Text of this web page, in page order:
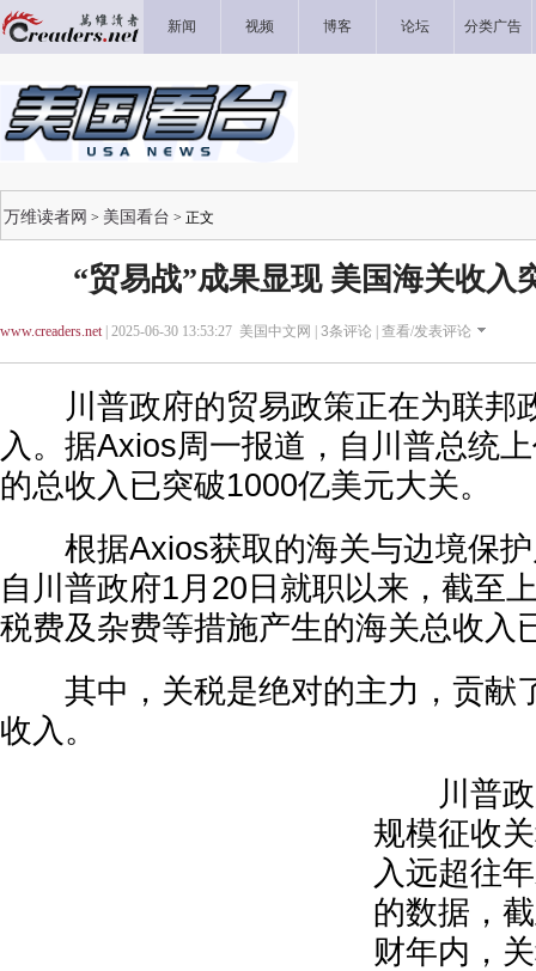
新闻 视频 博客 论坛 分类广告
万维读者网 > 美国看台 > 正文
“贸易战”成果显现 美国海关收入
www.creaders.net| 2025-06-30 13:53:27 美国中文网 | 3条评论 | 查看/发表评论
川普政府的贸易政策正在为联邦
入。据Axios周一报道，自川普总统
的总收入已突破1000亿美元大关。
根据Axios获取的海关与边境保护
自川普政府1月20日就职以来，截至
税费及杂费等措施产生的海关总收入
其中，关税是绝对的主力，贡献
收入。
川普政
规模征收
入远超往
的数据，
财年内，